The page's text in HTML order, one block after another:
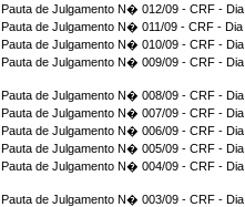
Pauta de Julgamento N� 012/09 - CRF -
Pauta de Julgamento N� 011/09 - CRF - Dia
Pauta de Julgamento N� 010/09 - CRF -
Pauta de Julgamento N� 009/09 - CRF -
Pauta de Julgamento N� 008/09 - CRF -
Pauta de Julgamento N� 007/09 - CRF -
Pauta de Julgamento N� 006/09 - CRF -
Pauta de Julgamento N� 005/09 - CRF -
Pauta de Julgamento N� 004/09 - CRF -
Pauta de Julgamento N� 003/09 - CRF -